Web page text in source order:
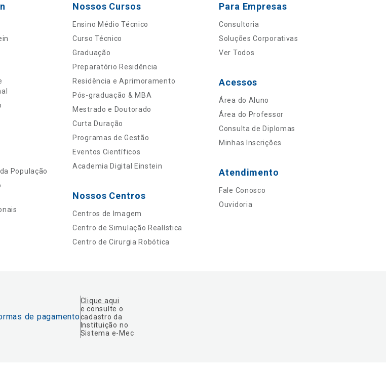
População
Nossos Cursos
Ensino Médio Técnico
Curso Técnico
Graduação
Preparatório Residência
Residência e Aprimoramento
Pós-graduação & MBA
Mestrado e Doutorado
Curta Duração
Programas de Gestão
Eventos Científicos
Academia Digital Einstein
Nossos Centros
Centros de Imagem
Centro de Simulação Realística
Centro de Cirurgia Robótica
Para Empresas
Consultoria
Soluções Corporativas
Ver Todos
Acessos
Área do Aluno
Área do Professor
Consulta de Diplomas
Minhas Inscrições
Atendimento
Fale Conosco
Ouvidoria
de pagamento
Clique aqui
e consulte o
cadastro da
Instituição no
Sistema e-Mec